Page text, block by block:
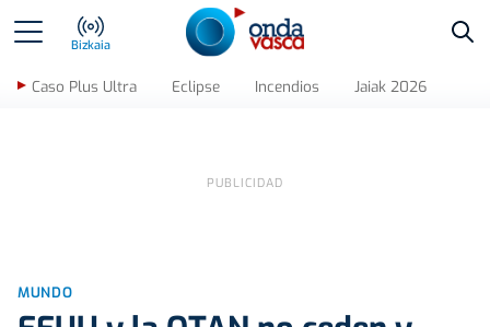
Bizkaia
Caso Plus Ultra Eclipse Incendios Jaiak 2026
MUNDO